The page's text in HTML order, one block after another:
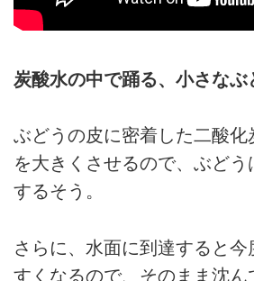
炭酸水の中で踊る、小さなぶ
ぶどうの皮に密着した二酸化
を大きくさせるので、ぶど
するそう。
さらに、水面に到達すると今
すくなるので、そのまま沈ん